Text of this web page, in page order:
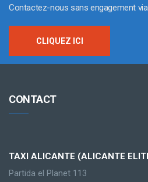
Contactez-nous sans engagement
CLIQUEZ ICI
CONTACT
TAXI ALICANTE (ALICANTE
Partida el Planet 113